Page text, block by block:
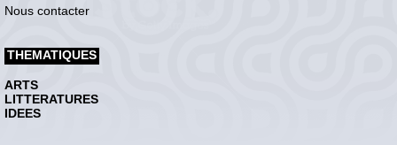
Nous contacter
THEMATIQUES
ARTS
LITTERATURES
IDEES